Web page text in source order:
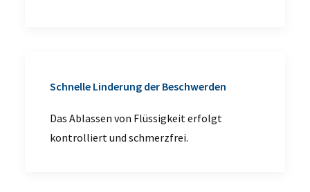
Schnelle Linderung der Beschwerden
Das Ablassen von Flüssigkeit erfolgt
kontrolliert und schmerzfrei.